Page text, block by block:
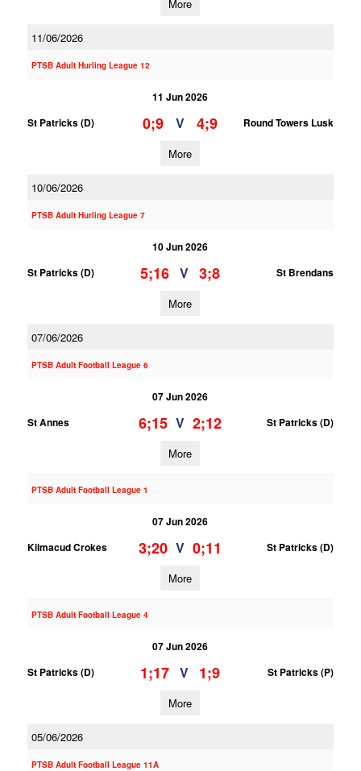
More
11/06/2026
PTSB Adult Hurling League 12
11 Jun 2026
St Patricks (D)
0;9 V 4;9 Round Towers Lusk
More
10/06/2026
PTSB Adult Hurling League 7
10 Jun 2026
St Patricks (D)
5;16 V 3;8 St Brendans
More
07/06/2026
PTSB Adult Football League 6
07 Jun 2026
St Annes
6;15 V 2;12 St Patricks (D)
More
PTSB Adult Football League 1
07 Jun 2026
Kilmacud Crokes
3;20 V 0;11 St Patricks (D)
More
PTSB Adult Football League 4
07 Jun 2026
St Patricks (D)
1;17 V 1;9 St Patricks (P)
More
05/06/2026
PTSB Adult Football League 11A